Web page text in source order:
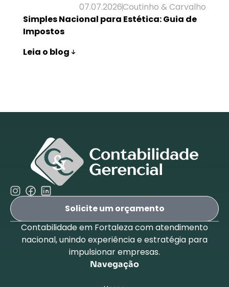
Simples Nacional para Estética: Guia de
Impostos
Coutinho & Carvalho
07.07.2026
Leia o blog
Solicite um orçamento
Contabilidade em Fortaleza com atendimento
nacional, unindo experiência e estratégia para
impulsionar empresas.
Navegação